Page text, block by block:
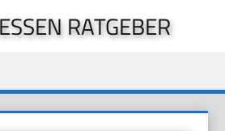
RATGEBER